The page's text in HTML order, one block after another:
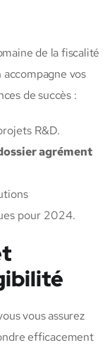
de la fiscalité
vos
de succès :
R&D.
agrément
pour 2024.
vous assurez
efficacement